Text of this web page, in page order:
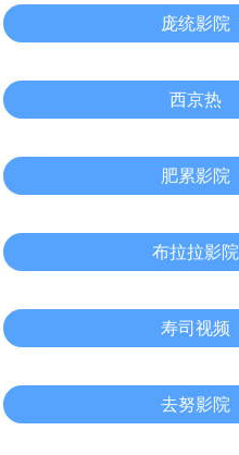
庞统影院
西京热
肥累影院
布拉拉影院
寿司视频
去努影院